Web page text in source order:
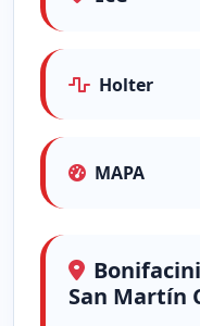
Holter
MAPA
Bonifacini
San Martín